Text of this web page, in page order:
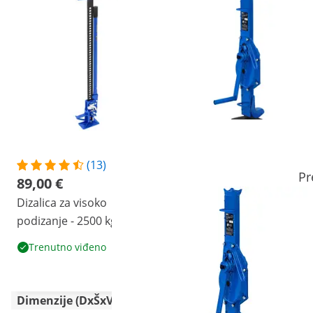
(13)
89,00 €
Dizalica za visoko
podizanje - 2500 kg
Trenutno viđeno
Hidraulična dizalica s
račvom i zupčanikom -
Popularno
Pogledajte proizvod
Dimenzije (DxŠxV)